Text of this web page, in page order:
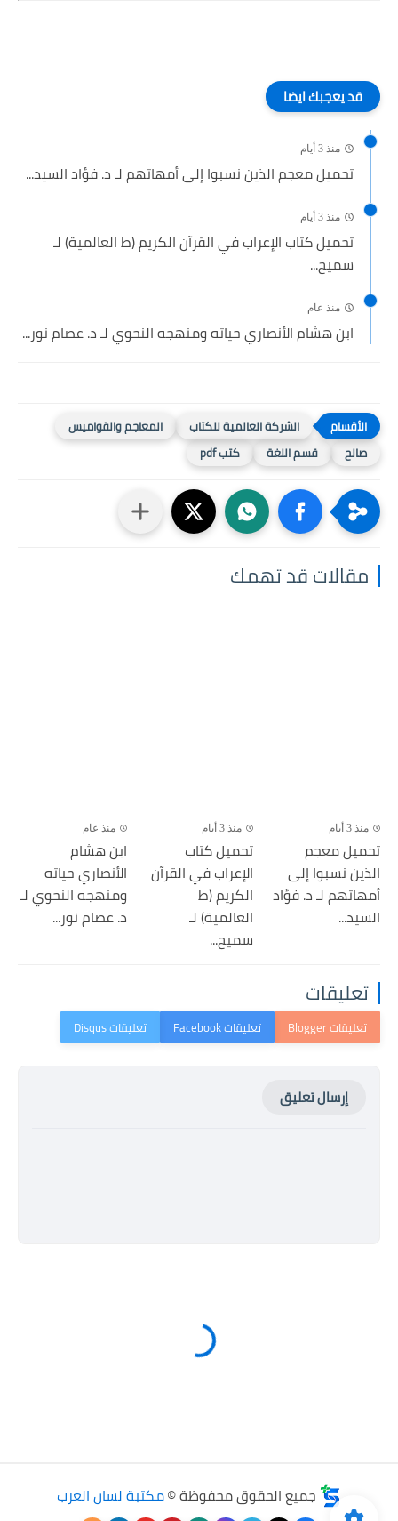
قد يعجبك ايضا
منذ 3 أيام
تحميل معجم الذين نسبوا إلى أمهاتهم لـ د. فؤاد السيد...
منذ 3 أيام
تحميل كتاب الإعراب في القرآن الكريم (ط العالمية) لـ
سميح...
منذ عام
ابن هشام الأنصاري حياته ومنهجه النحوي لـ د. عصام نور...
الشركة العالمية للكتاب
المعاجم والقواميس
صالح
قسم اللغة كتب pdf
مقالات قد تهمك
منذ 3 أيام
تحميل معجم
الذين نسبوا إلى
أمهاتهم لـ د. فؤاد
السيد...
منذ 3 أيام
تحميل كتاب
الإعراب في القرآن
الكريم (ط
العالمية) لـ
سميح...
منذ عام
ابن هشام
الأنصاري حياته
ومنهجه النحوي لـ
د. عصام نور...
تعليقات
إرسال تعليق
جميع الحقوق محفوظة ©مكتبة لسان العرب